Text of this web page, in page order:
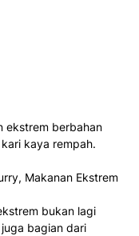
ekstrem berbahan
kaya rempah.
bukan lagi
bagian dari